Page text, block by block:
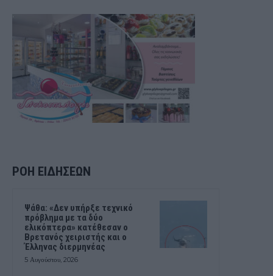
ΡΟΗ ΕΙΔΗΣΕΩΝ
Ψάθα: «Δεν υπήρξε τεχνικό
πρόβλημα με τα δύο
ελικόπτερα» κατέθεσαν ο
Βρετανός χειριστής και ο
Έλληνας διερμηνέας
5 Αυγούστου, 2026